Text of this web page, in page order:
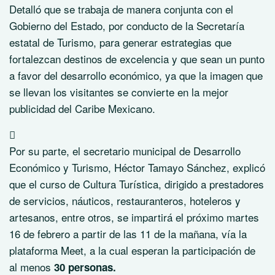
Detalló que se trabaja de manera conjunta con el
Gobierno del Estado, por conducto de la Secretaría
estatal de Turismo, para generar estrategias que
fortalezcan destinos de excelencia y que sean un punto
a favor del desarrollo económico, ya que la imagen que
se llevan los visitantes se convierte en la mejor
publicidad del Caribe Mexicano.
Por su parte, el secretario municipal de Desarrollo
Económico y Turismo, Héctor Tamayo Sánchez, explicó
que el curso de Cultura Turística, dirigido a prestadores
de servicios, náuticos, restauranteros, hoteleros y
artesanos, entre otros, se impartirá el próximo martes
16 de febrero a partir de las 11 de la mañana, vía la
plataforma Meet, a la cual esperan la participación de
al menos 30 personas.